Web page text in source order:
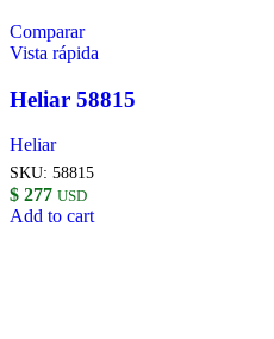
Comparar
Vista rápida
Heliar 58815
Heliar
SKU: 58815
$ 277 USD
Add to cart